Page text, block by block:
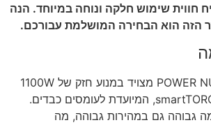
חווית שימוש חלקה ונוחה במיוחד. הנה
הזה הוא הבחירה המושלמת עבורכם.
הנינג'ה POWER NUTRI™ DUO מצויד במנוע חזק של 1100W
עם טכנולוגיית ™smartTORQUE, המיועדת לעומסים כבדים.
גבוהה גם במהירות גבוהה, מה